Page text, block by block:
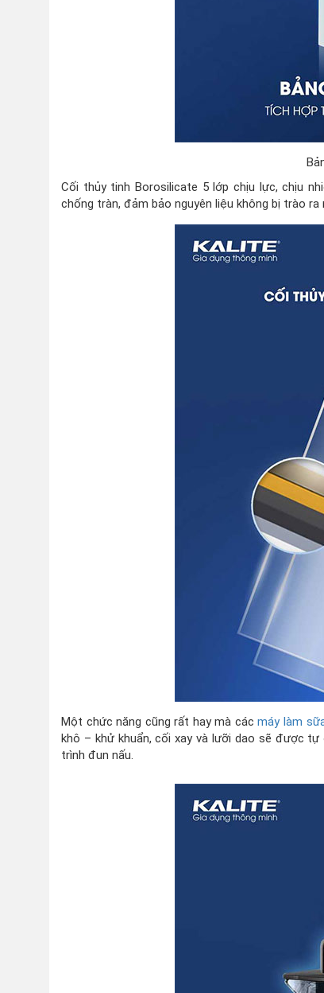
Cối thủy tinh Borosilicate 5 lớp chịu lực, chịu
chống tràn, đảm bảo nguyên liệu không bị trào ra
Một chức năng cũng rất hay mà cácmáy làm
khô – khử khuẩn, cối xay và lưỡi dao sẽ được
trình đun nấu.